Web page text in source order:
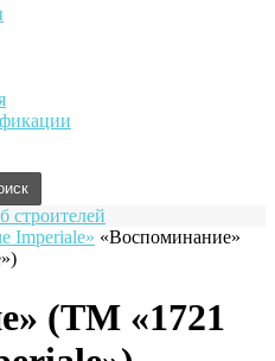
строителей
Imperiale» «Воспоминание»
(ТМ «1721